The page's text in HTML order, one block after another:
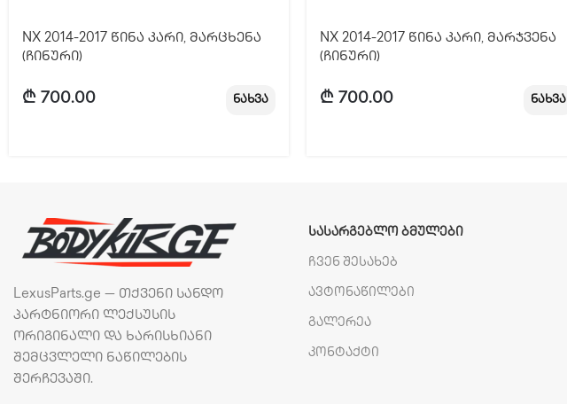
NX 2014-2017 წინა კარი, მარცხენა
(ჩინური)
₾ 700.00 ნახვა
NX 2014-2017 წინა კარი, მარჯვენა
(ჩინური)
₾ 700.00 ნახვა
LexusParts.ge — თქვენი სანდო
პარტნიორი ლექსუსის
ორიგინალი და ხარისხიანი
შემცვლელი ნაწილების
შერჩევაში.
ᲡᲐᲡᲐᲠᲒᲔᲑᲚᲝ ᲑᲛᲣᲚᲔᲑᲘ
ჩვენ შესახებ
ავტონაწილები
გალერეა
კონტაქტი